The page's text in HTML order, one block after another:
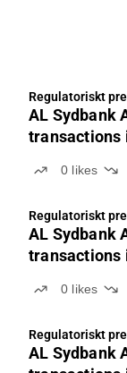
Regulatoriskt
AL Sydbank
transactions
0 likes
Regulatoriskt
AL Sydbank
transactions
0 likes
Regulatoriskt
AL Sydbank